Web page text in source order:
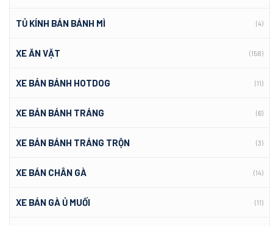
TỦ KÍNH BÁN BÁNH MÌ (4)
XE ĂN VẶT (158)
XE BÁN BÁNH HOTDOG (11)
XE BÁN BÁNH TRÁNG (6)
XE BÁN BÁNH TRÁNG TRỘN (3)
XE BÁN CHÂN GÀ (14)
XE BÁN GÀ Ủ MUỐI (11)